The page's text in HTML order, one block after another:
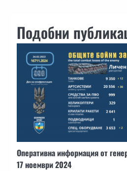
Подобни
Оперативна информация от
17 ноември 2024